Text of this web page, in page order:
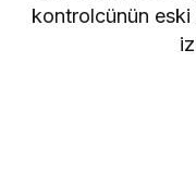
kontrolcünün eski